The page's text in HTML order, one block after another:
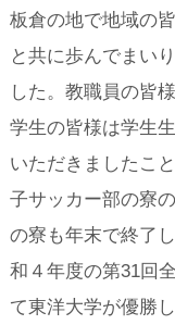
板倉の地で地域の
と共に歩んでまい
した。教職員の皆
学生の皆様は学生
いただきましたこ
子サッカー部の寮
の寮も年末で終了
和４年度の第31回
て東洋大学が優勝